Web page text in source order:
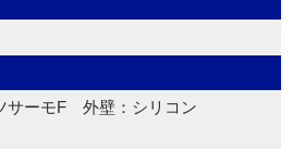
サーモF 外壁：シリコン